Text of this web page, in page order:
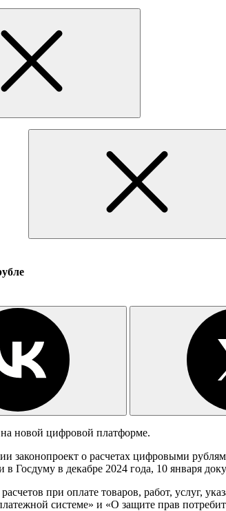
на новой цифровой платформе.
законопроект о расчетах цифровыми
Госдуму в декабре 2024 года, 10 января
при оплате товаров, работ, услуг,
системе» и «О защите прав